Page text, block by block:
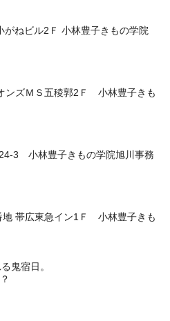
ねビル2Ｆ 小林豊子きもの学院
ズＭＳ五稜郭2Ｆ 小林豊子きも
3 小林豊子きもの学院旭川事務
帯広東急イン1Ｆ 小林豊子きも
鬼宿日。